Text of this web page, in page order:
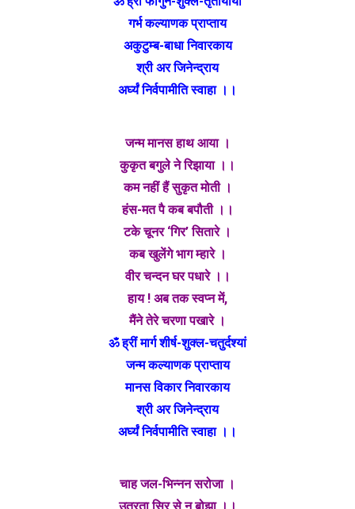
गर्भ कल्याणक प्राप्ताय
अकुटुम्ब-बाधा निवारकाय
श्री अर जिनेन्द्राय
अर्घ्यं निर्वपामीति स्वाहा ।।
जन्म मानस हाथ आया ।
कुकृत बगुले ने रिझाया ।।
कम नहीं हैं सुकृत मोती ।
हंस-मत पै कब बपौती ।।
टके चूनर ‘गिर’ सितारे ।
कब खुलेंगे भाग म्हारे ।
वीर चन्दन घर पधारे ।।
हाय ! अब तक स्वप्न में,
मैंने तेरे चरणा पखारे ।
ॐ ह्रीं मार्ग शीर्ष-शुक्ल-चतुर्दश्यां
जन्म कल्याणक प्राप्ताय
मानस विकार निवारकाय
श्री अर जिनेन्द्राय
अर्घ्यं निर्वपामीति स्वाहा ।।
चाह जल-भिन्नन सरोजा ।